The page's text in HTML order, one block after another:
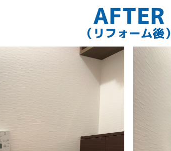
AFTER
（リフォーム後）